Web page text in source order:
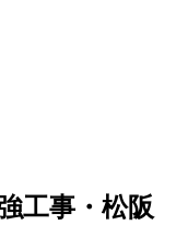
工事・松阪